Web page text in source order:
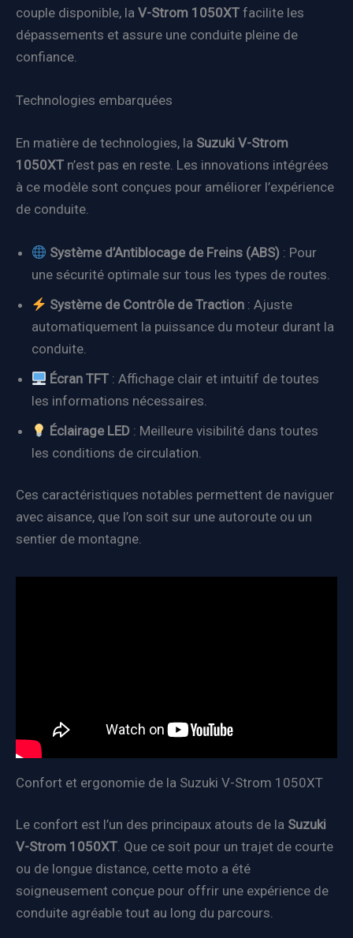
couple disponible, la V-Strom 1050XT facilite les
dépassements et assure une conduite pleine de
confiance.
Technologies embarquées
En matière de technologies, la Suzuki V-Strom
1050XT n’est pas en reste. Les innovations intégrées
à ce modèle sont conçues pour améliorer l’expérience
de conduite.
Système d’Antiblocage de Freins (ABS) : Pour
une sécurité optimale sur tous les types de routes.
Système de Contrôle de Traction : Ajuste
automatiquement la puissance du moteur durant la
conduite.
Écran TFT : Affichage clair et intuitif de toutes
les informations nécessaires.
Éclairage LED : Meilleure visibilité dans toutes
les conditions de circulation.
Ces caractéristiques notables permettent de naviguer
avec aisance, que l’on soit sur une autoroute ou un
sentier de montagne.
Confort et ergonomie de la Suzuki V-Strom 1050XT
Le confort est l’un des principaux atouts de la Suzuki
V-Strom 1050XT. Que ce soit pour un trajet de courte
ou de longue distance, cette moto a été
soigneusement conçue pour offrir une expérience de
conduite agréable tout au long du parcours.